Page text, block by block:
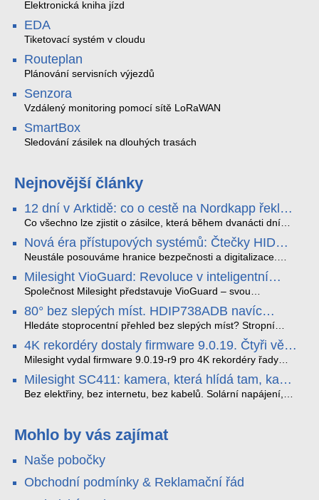
Elektronická kniha jízd
EDA
Tiketovací systém v cloudu
Routeplan
Plánování servisních výjezdů
Senzora
Vzdálený monitoring pomocí sítě LoRaWAN
SmartBox
Sledování zásilek na dlouhých trasách
Nejnovější články
12 dní v Arktidě: co o cestě na Nordkapp řekla
data ze SMARTBOX 2 MAX
Co všechno lze zjistit o zásilce, která během dvanácti dní
projede Arktidou? SMARTBOX 2 MAX jsme vzali na trasu z
Tromsø přes Lofoty, Kirunu a finské Laponsko až na
Nordkapp. Bez jediného dobití, v mrazu až −13 °C a mimo
otřesy i náklon. Výsledkem není jen čára na mapě, ale
podrobný datový příběh celé cesty.
Nová éra přístupových systémů: Čtečky HID
Signo
Neustále posouváme hranice bezpečnosti a digitalizace.
v oblasti kontroly přístupu – moderní a vysoce univerzální
čtečky HID Signo.
Milesight VioGuard: Revoluce v inteligentní
detekci dopravních přestupků
Společnost Milesight představuje VioGuard – svou
dopravních přestupků. Tento systém, poháněný
sofistikovanými algoritmy umělé inteligence (AI), je navržen
tak, aby poskytoval komplexní nástroje pro vymáhání
dopravních předpisů, zvyšoval bezpečnost na silnicích a
optimalizoval plynulost dopravy v moderních městech.
80° bez slepých míst. HDIP738ADB navíc
streamuje na YouTube – bez PC.
Hledáte stoprocentní přehled bez slepých míst? Stropní
panoramatická kamera HDIP738ADB skládá obraz ze dvou
4MP senzorů SONY do jednoho čistého 180° záběru bez
zkreslení. K tomu přidává AI detekci osob a vozidel,
YouTube – bez běžícího počítače.
4K rekordéry dostaly firmware 9.0.19. Čtyři věci,
které musíte vědět.
Milesight vydal firmware 9.0.19-r9 pro 4K rekordéry řady
které vám zjednoduší práci – a jedna z nich vám ušetří
spoustu zbytečných výjezdů k zákazníkům.
Milesight SC411: kamera, která hlídá tam, kam
kabel nedosáhne
Bez elektřiny, bez internetu, bez kabelů. Solární napájení,
váš telefon. Podívejte se na video.
Mohlo by vás zajímat
Naše pobočky
Obchodní podmínky & Reklamační řád